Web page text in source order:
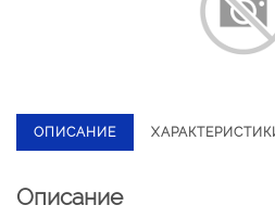
ОПИСАНИЕ
Описание